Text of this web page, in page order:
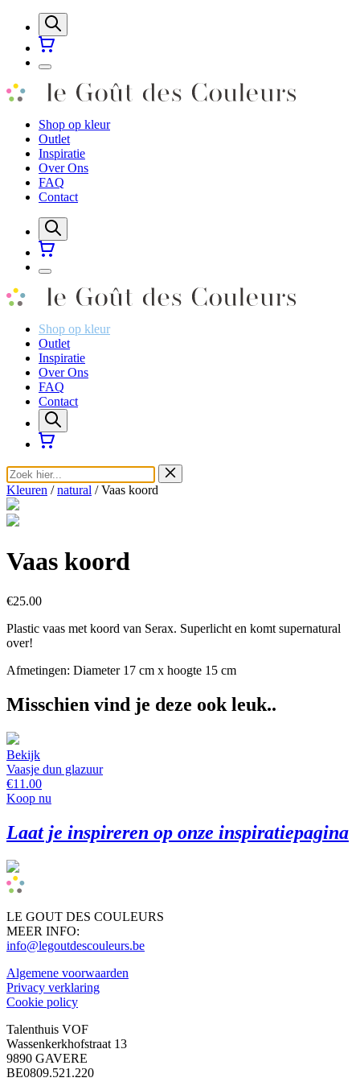
Shop op kleur
Outlet
Inspiratie
Over Ons
FAQ
Contact
Shop op kleur
Outlet
Inspiratie
Over Ons
FAQ
Contact
Kleuren /natural / Vaas koord
Vaas koord
€25.00
Plastic vaas met koord van Serax. Superlicht en komt supernatural
over!
Afmetingen: Diameter 17 cm x hoogte 15 cm
Misschien vind je deze ook leuk..
Bekijk
Vaasje dun glazuur
€11.00
Koop nu
Laat je inspireren op onze inspiratiepagina
LE GOUT DES COULEURS
MEER INFO:
info@legoutdescouleurs.be
Algemene voorwaarden
Privacy verklaring
Cookie policy
Talenthuis VOF
Wassenkerkhofstraat 13
9890 GAVERE
BE0809.521.220